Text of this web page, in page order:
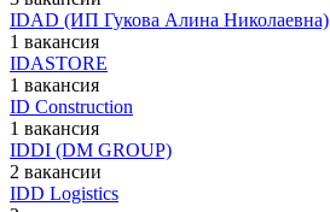
IDAD (ИП Гукова Алина Николаевна)
1 вакансия
IDASTORE
1 вакансия
ID Construction
1 вакансия
IDDI (DM GROUP)
2 вакансии
IDD Logistics